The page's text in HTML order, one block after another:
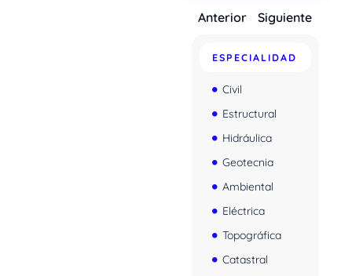
Anterior Siguiente
ESPECIALIDAD
Civil
Estructural
Hidráulica
Geotecnia
Ambiental
Eléctrica
Topográfica
Catastral